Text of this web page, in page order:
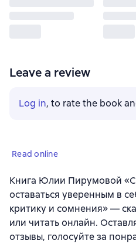
Leave a review
Log in, to rate the book
Read online
Книга Юлии Пирумовой
оставаться уверенным в
критику и сомнения» —
или читать онлайн.
отзывы, голосуйте за